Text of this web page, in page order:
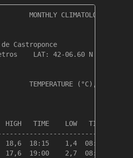
MONTHLY CLIMATOLOGICAL
de Castroponce
LAT: 42-06.60 N    LONG:
TEMPERATURE (°C), RAIN
HIGH   TIME    LOW   TIME
18,6  18:15    1,4  08:00
17,6  19:00    2,7  08:45